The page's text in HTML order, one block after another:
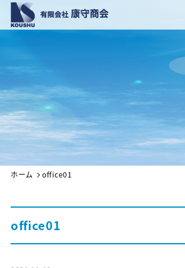
ホーム office01
office01